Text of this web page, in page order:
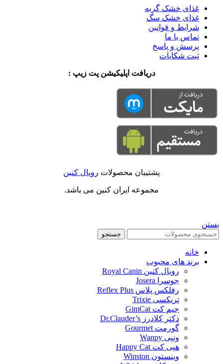
غذای خشک گربه
غذای خشک سگ
شرایط و قوانین
تماس با ما
پرسش و پاسخ
ثبت شکایات
دریافت اپلیکیشن پت زیپ :
پشتیبان محصولات رویال کنین
مجموعه ایران کنین می باشد.
بستن
جستجو
خانه
برند های محبوب
رویال کنین Royal Canin
جوسرا Josera
رفلکس پلاس Reflex Plus
تریکسی Trixie
جیم کت GimCat
دکتر کلادرز Dr.Clauder’s
گورمت Gourmet
ونپی Wanpy
هپی کت Happy Cat
وینستون Winston